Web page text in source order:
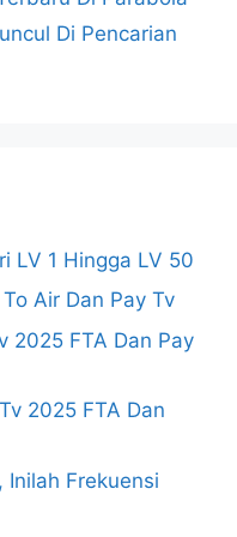
Di Pencarian
LV 1 Hingga LV 50
Air Dan Pay Tv
2025 FTA Dan Pay
2025 FTA Dan
Inilah Frekuensi